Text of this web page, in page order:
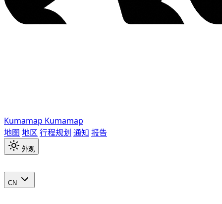
Kumamap Kumamap
地图 地区 行程规划 通知 报告
外观
CN